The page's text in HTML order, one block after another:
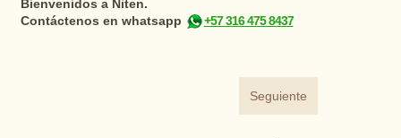
Bienvenidos a Niten.
Contáctenos en whatsapp
+57 316 475 8437
Seguiente